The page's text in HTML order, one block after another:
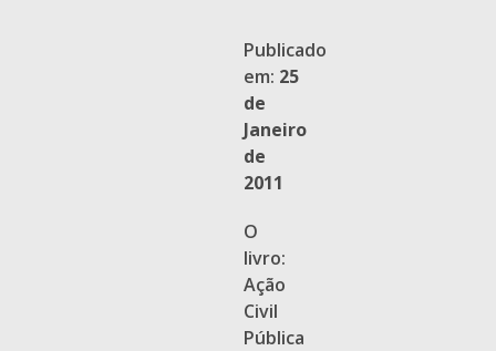
Publicado
em: 25
de
Janeiro
de
2011
O
livro:
Ação
Civil
Pública